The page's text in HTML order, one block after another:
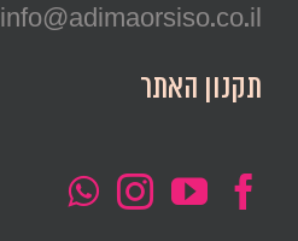
info@adimaorsiso.co.il
תקנון האתר